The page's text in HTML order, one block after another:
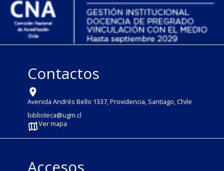
Contactos
Avenida Andrés Bello 1337, Providencia, Santiago, Chile
biblioteca@ugm.cl
Ver mapa